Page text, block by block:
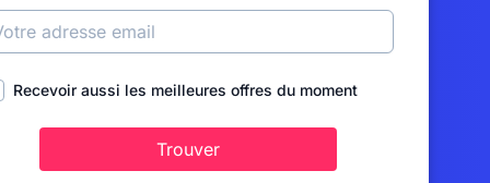
Recevoir aussi les meilleures offres du moment
Trouver